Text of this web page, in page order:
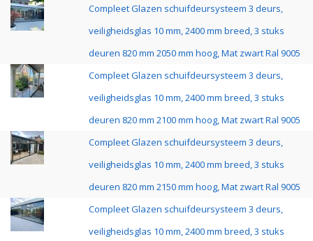
Compleet Glazen schuifdeursysteem 3 deurs,
veiligheidsglas 10 mm, 2400 mm breed, 3 stuks
deuren 820 mm 2050 mm hoog, Mat zwart Ral 9005
Compleet Glazen schuifdeursysteem 3 deurs,
veiligheidsglas 10 mm, 2400 mm breed, 3 stuks
deuren 820 mm 2100 mm hoog, Mat zwart Ral 9005
Compleet Glazen schuifdeursysteem 3 deurs,
veiligheidsglas 10 mm, 2400 mm breed, 3 stuks
deuren 820 mm 2150 mm hoog, Mat zwart Ral 9005
Compleet Glazen schuifdeursysteem 3 deurs,
veiligheidsglas 10 mm, 2400 mm breed, 3 stuks